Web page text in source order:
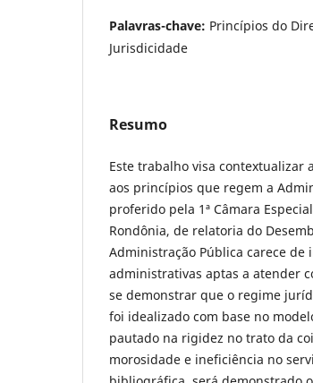
Palavras-chave: Princípios do
Jurisdicidade
Resumo
Este trabalho visa
aos princípios que regem a
proferido pela 1ª Câmara
Rondônia, de relatoria do
Administração Pública carece
administrativas aptas a atender
se demonstrar que o regime
foi idealizado com base no
pautado na rigidez no trato da
morosidade e ineficiência no